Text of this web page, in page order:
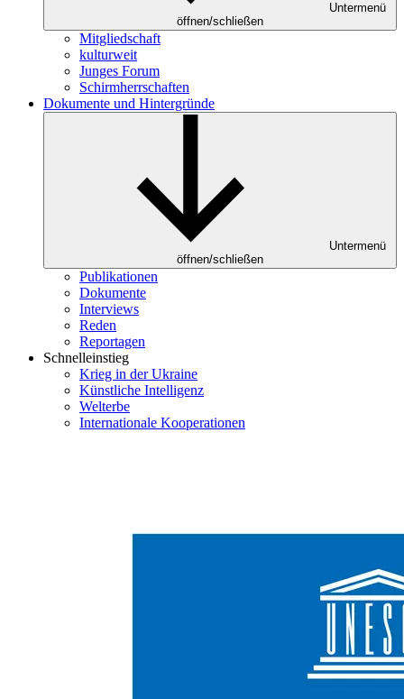
Untermenü
öffnen/schließen
Mitgliedschaft
kulturweit
Junges Forum
Schirmherrschaften
Dokumente und Hintergründe
Untermenü
öffnen/schließen
Publikationen
Dokumente
Interviews
Reden
Reportagen
Schnelleinstieg
Krieg in der Ukraine
Künstliche Intelligenz
Welterbe
Internationale Kooperationen